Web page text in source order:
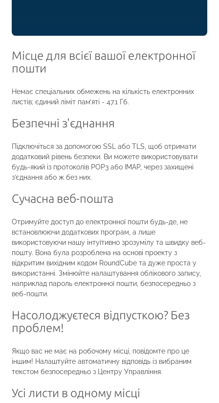
Місце для всієї вашої електронної
пошти
Немає спеціальних обмежень на кількість електронних
листів; єдиний ліміт пам’яті - 47.1 Гб.
Безпечні з'єднання
Підключіться за допомогою SSL або TLS, щоб отримати
додатковий рівень безпеки. Ви можете використовувати
будь-який із протоколів POP3 або IMAP, через захищені
з’єднання або ж без них.
Сучасна веб-пошта
Отримуйте доступ до електронної пошти будь-де, не
встановлюючи додаткових програм, а лише
використовуючи нашу інтуїтивно зрозумілу та швидку веб-
пошту. Вона була розроблена на основі проекту з
відкритим вихідним кодом RoundCube та дуже проста у
використанні. Змінюйте налаштування облікового запису,
наприклад пароль електронної пошти, безпосередньо з
веб-пошти.
Насолоджуєтеся відпусткою? Без
проблем!
Якщо вас не має на робочому місці, повідомте про це
іншим! Налаштуйте автоматичну відповідь із вибраним
текстом безпосередньо з Центру Управління.
Усі листи в одному місці